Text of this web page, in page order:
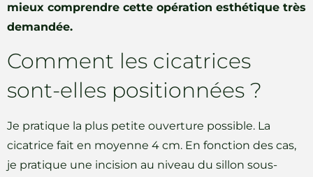
mieux comprendre cette opération esthétique très
demandée.
Comment les cicatrices
sont-elles positionnées ?
Je pratique la plus petite ouverture possible. La
cicatrice fait en moyenne 4 cm. En fonction des cas,
je pratique une incision au niveau du sillon sous-